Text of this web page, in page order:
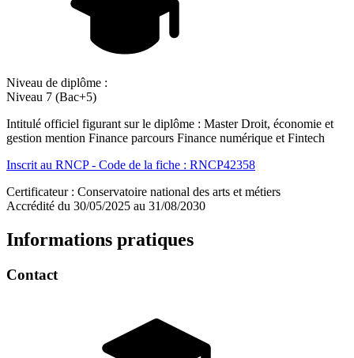
Niveau de diplôme :
Niveau 7 (Bac+5)
Intitulé officiel figurant sur le diplôme : Master Droit, économie et
gestion mention Finance parcours Finance numérique et Fintech
Inscrit au RNCP - Code de la fiche : RNCP42358
Certificateur : Conservatoire national des arts et métiers
Accrédité du 30/05/2025 au 31/08/2030
Informations pratiques
Contact